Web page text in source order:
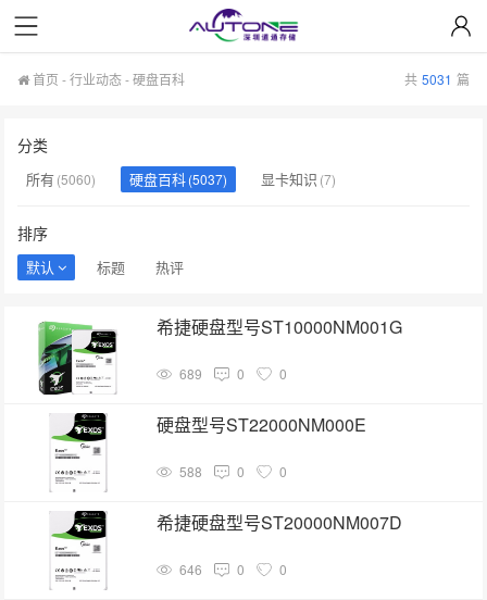
首页 -行业动态-硬盘百科 共 5031 篇
分类
所有(5060) 硬盘百科(5037) 显卡知识 (7)
排序
默认 标题 热评
希捷硬盘型号ST10000NM001G
689 0 0
硬盘型号ST22000NM000E
588 0 0
希捷硬盘型号ST20000NM007D
646 0 0